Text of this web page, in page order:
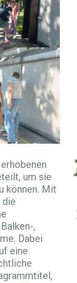
w
e
r
b
G
um sie
können. Mit
,
Dabei
eine